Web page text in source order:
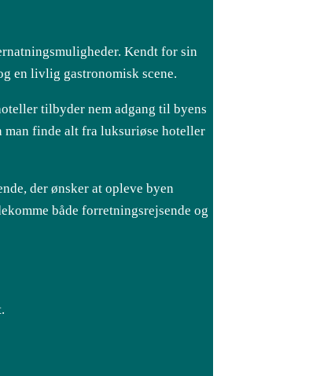
Kendt for sin
en livlig gastronomisk scene.
tilbyder nem adgang til byens
man finde alt fra luksuriøse hoteller
der ønsker at opleve byen
både forretningsrejsende og